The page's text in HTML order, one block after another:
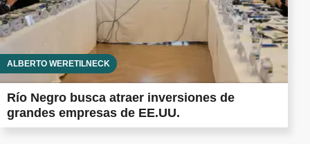
ALBERTO WERETILNECK
Río Negro busca atraer inversiones de
grandes empresas de EE.UU.